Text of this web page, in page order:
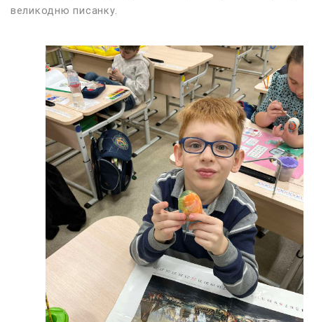
великодню писанку.